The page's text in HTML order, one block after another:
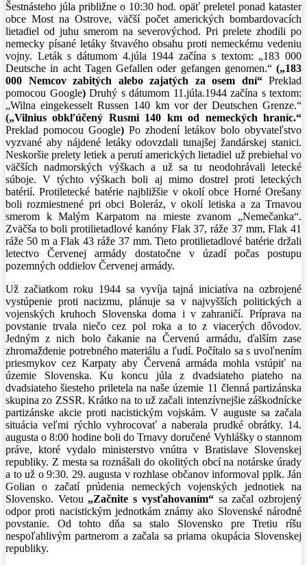
Šestnásteho júla približne o 10:30 hod. opäť preletel ponad kataster
obce Most na Ostrove, väčší počet amerických bombardovacích
lietadiel od juhu smerom na severovýchod. Pri prelete zhodili po
nemecky písané letáky štvavého obsahu proti nemeckému vedeniu
vojny. Leták s dátumom 4.júla 1944 začína s textom: „183 000
Deutsche in acht Tagen Gefallen oder gefangen genomen.“ („183
000 Nemcov zabitých alebo zajatých za osem dní“ Preklad
pomocou Google)Druhý s dátumom 11.júla.1944 začína s textom:
„Wilna eingekesselt Russen 140 km vor der Deutschen Grenze.“
(„Vilnius obkľúčený Rusmi 140 km od nemeckých hraníc.“
Preklad pomocou Google) Po zhodení letákov bolo obyvateľstvo
vyzvané aby nájdené letáky odovzdali tunajšej žandárskej stanici.
Neskoršie prelety letiek a perutí amerických lietadiel už prebiehal vo
väčších nadmorských výškach a už sa tu neodohrávali letecké
súboje. V týchto výškach boli aj mimo dostrel proti leteckých
batérií. Protiletecké batérie najbližšie v okolí obce Horné Orešany
boli rozmiestnené pri obci Boleráz, v okolí letiska a za Trnavou
smerom k Malým Karpatom na mieste zvanom „Nemečanka“.
Zväčša to boli protilietadlové kanóny Flak 37, ráže 37 mm, Flak 41
ráže 50 m a Flak 43 ráže 37 mm. Tieto protilietadlové batérie držali
letectvo Červenej armády dostatočne v úzadí počas postupu
pozemných oddielov Červenej armády.
Už začiatkom roku 1944 sa vyvíja tajná iniciatíva na ozbrojené
vystúpenie proti nacizmu, plánuje sa v najvyšších politických a
vojenských kruhoch Slovenska doma i v zahraničí. Príprava na
povstanie trvala niečo cez pol roka a to z viacerých dôvodov.
Jedným z nich bolo čakanie na Červenú armádu, ďalším zase
zhromaždenie potrebného materiálu a ľudí. Počítalo sa s uvoľnením
priesmykov cez Karpaty aby Červená armáda mohla vstúpiť na
územie Slovenska. Ku koncu júla z dvadsiateho piateho na
dvadsiateho šiesteho priletela na naše územie 11 členná partizánska
skupina zo ZSSR. Krátko na to už začali intenzívnejšie záškodnícke
partizánske akcie proti nacistickým vojskám. V auguste sa začala
situácia veľmi rýchlo vyhrocovať a naberala prudké obrátky. 14.
augusta o 8:00 hodine boli do Trnavy doručené Vyhlášky o stannom
práve, ktoré vydalo ministerstvo vnútra v Bratislave Slovenskej
republiky. Z mesta sa roznášali do okolitých obcí na notárske úrady
a to už o 9:30. 29. augusta v rozhlase občanov informoval pplk. Ján
Golian o začatí prúdenia nemeckých vojenských jednotiek na
Slovensko. Vetou „Začnite s vysťahovaním“sa začal ozbrojený
odpor proti nacistickým jednotkám známy ako Slovenské národné
povstanie. Od tohto dňa sa stalo Slovensko pre Tretiu ríšu
nespoľahlivým partnerom a začala sa priama okupácia Slovenskej
republiky.